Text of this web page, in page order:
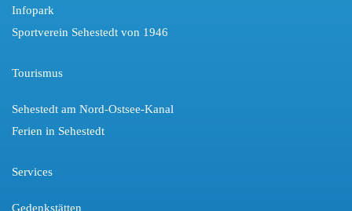
Infopark
Sportverein Sehestedt von 1946
Tourismus
Sehestedt am Nord-Ostsee-Kanal
Ferien in Sehestedt
Services
Gedenkstätten